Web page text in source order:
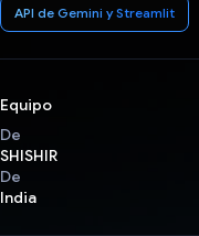
API de Gemini y Streamlit
Equipo
De
SHISHIR
De
India